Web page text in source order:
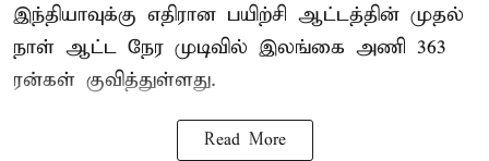
இந்தியாவுக்கு எதிரான பயிற்சி ஆட்டத்தின் முதல்
நாள் ஆட்ட நேர முடிவில் இலங்கை அணி 363
ரன்கள் குவித்துள்ளது.
Read More